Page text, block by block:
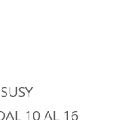
10 AL 16